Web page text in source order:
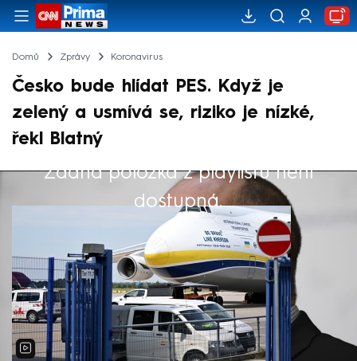
Domů Zprávy Koronavirus
Česko bude hlídat PES. Když je
zelený a usmívá se, riziko je nízké,
řekl Blatný
Žádná položka z playlistu není
dostupná.
Výběr redakce